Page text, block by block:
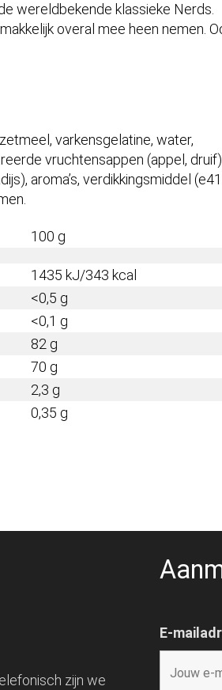
wereldbekende klassieke Nerds.
overal mee heen nemen.
varkensgelatine, water,
vruchtensappen (appel,
aroma’s, verdikkingsmiddel
100 g
1435 kJ/343 kcal
<0,5 g
<0,1 g
82 g
70 g
2,3 g
0,35 g
zijn we
E-